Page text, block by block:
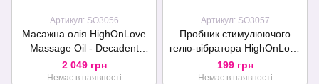
Артикул: SO3056
Масажна олія HighOnLove
Massage Oil - Decadent
White Chocolate (120 мл) з
маслом насіння конопель
2 049 грн
Немає в наявності
Артикул: SO3057
Пробник стимулюючого
гелю-вібратора HighOnLove
Stimulating Gel O Gel (3 мл)
199 грн
Немає в наявності